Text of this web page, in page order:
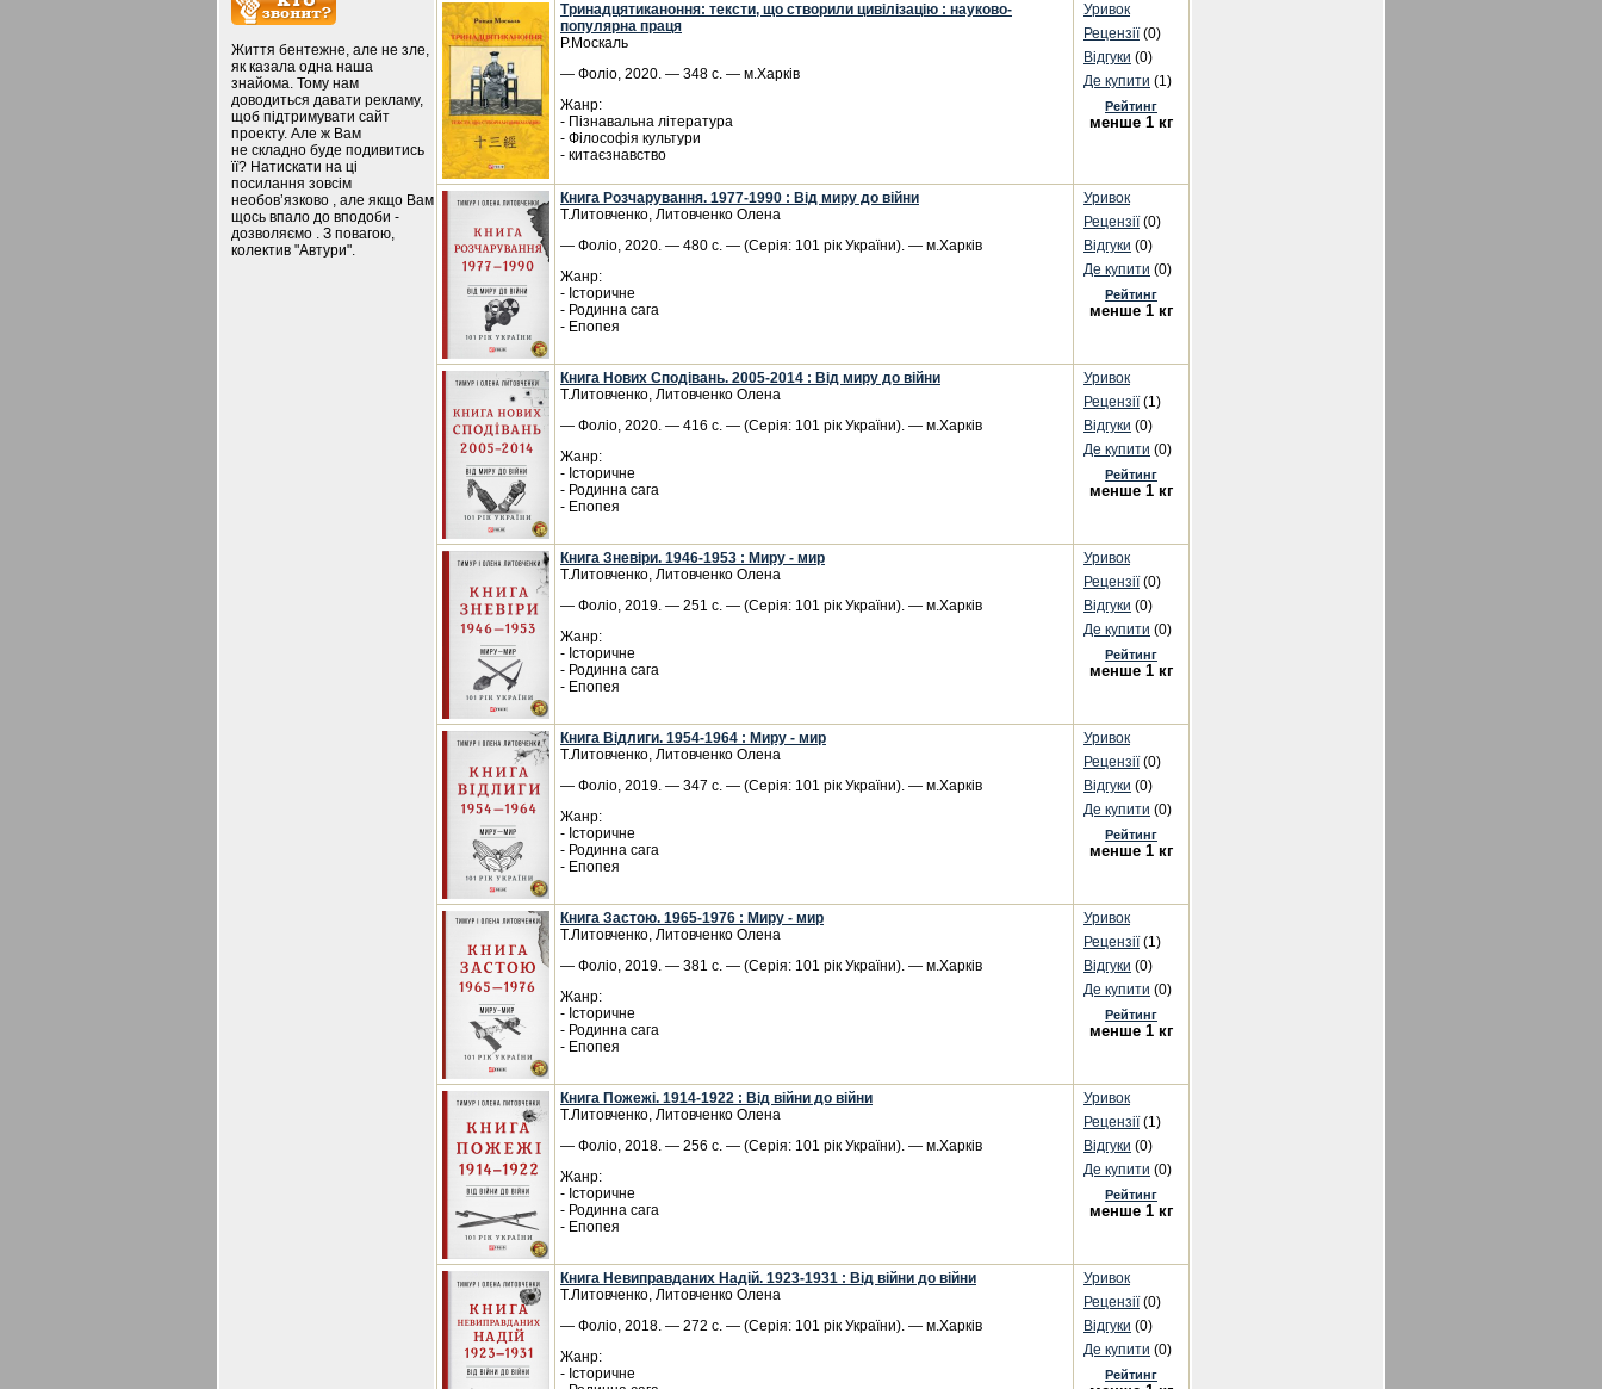
Життя бентежне, але не зле,
як казала одна наша
знайома. Тому нам
доводиться давати рекламу,
щоб підтримувати сайт
проекту. Але ж Вам
не складно буде подивитись
її? Натискати на ці
посилання зовсім
необов’язково , але якщо Вам
щось впало до вподоби -
дозволяємо . З повагою,
колектив "Автури".
Тринадцятиканоння: тексти, що створили цивілізацію : науково-
популярна праця
Р.Москаль
— Фоліо, 2020. — 348 с. — м.Харків
Жанр:
- Пізнавальна література
- Філософія культури
- китаєзнавство
Уривок
Рецензії(0)
Відгуки (0)
Де купити (1)
Рейтинг
менше 1 кг
Книга Розчарування. 1977-1990 : Від миру до війни
Т.Литовченко, Литовченко Олена
— Фоліо, 2020. — 480 с. — (Серія: 101 рік України). — м.Харків
Жанр:
- Історичне
- Родинна сага
- Епопея
Уривок
Рецензії(0)
Відгуки (0)
Де купити (0)
Рейтинг
менше 1 кг
Книга Нових Сподівань. 2005-2014 : Від миру до війни
Т.Литовченко, Литовченко Олена
— Фоліо, 2020. — 416 с. — (Серія: 101 рік України). — м.Харків
Жанр:
- Історичне
- Родинна сага
- Епопея
Уривок
Рецензії(1)
Відгуки (0)
Де купити (0)
Рейтинг
менше 1 кг
Книга Зневіри. 1946-1953 : Миру - мир
Т.Литовченко, Литовченко Олена
— Фоліо, 2019. — 251 с. — (Серія: 101 рік України). — м.Харків
Жанр:
- Історичне
- Родинна сага
- Епопея
Уривок
Рецензії(0)
Відгуки (0)
Де купити (0)
Рейтинг
менше 1 кг
Книга Відлиги. 1954-1964 : Миру - мир
Т.Литовченко, Литовченко Олена
— Фоліо, 2019. — 347 с. — (Серія: 101 рік України). — м.Харків
Жанр:
- Історичне
- Родинна сага
- Епопея
Уривок
Рецензії(0)
Відгуки (0)
Де купити (0)
Рейтинг
менше 1 кг
Книга Застою. 1965-1976 : Миру - мир
Т.Литовченко, Литовченко Олена
— Фоліо, 2019. — 381 с. — (Серія: 101 рік України). — м.Харків
Жанр:
- Історичне
- Родинна сага
- Епопея
Уривок
Рецензії(1)
Відгуки (0)
Де купити (0)
Рейтинг
менше 1 кг
Книга Пожежі. 1914-1922 : Від війни до війни
Т.Литовченко, Литовченко Олена
— Фоліо, 2018. — 256 с. — (Серія: 101 рік України). — м.Харків
Жанр:
- Історичне
- Родинна сага
- Епопея
Уривок
Рецензії(1)
Відгуки (0)
Де купити (0)
Рейтинг
менше 1 кг
Книга Невиправданих Надій. 1923-1931 : Від війни до війни
Т.Литовченко, Литовченко Олена
— Фоліо, 2018. — 272 с. — (Серія: 101 рік України). — м.Харків
Жанр:
- Історичне
Уривок
Рецензії(0)
Відгуки (0)
Де купити (0)
Рейтинг